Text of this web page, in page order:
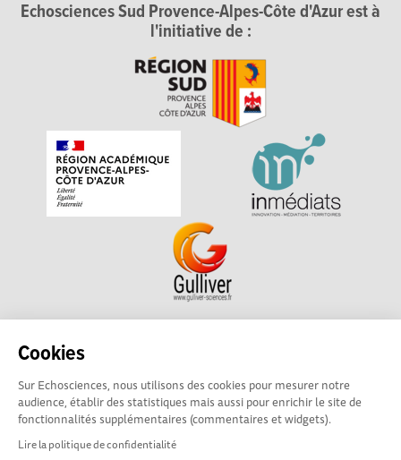
Cookies
Sur Echosciences, nous utilisons des cookies pour mesurer notre
audience, établir des statistiques mais aussi pour enrichir le site de
fonctionnalités supplémentaires (commentaires et widgets).
Lire la politique de confidentialité
Echosciences Sud Provence-Alpes-Côte d'Azur est à
l'initiative de :
Echosciences Sud Provence-Alpes-Côte d'Azur est à
académique pour la Recherche et l'Innovation Provence-
Alpes-Côte d'Azur. La plateforme est mise en oeuvre pour
vous parGulliver